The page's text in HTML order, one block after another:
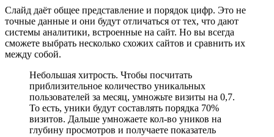
Слайд даёт общее представление и порядок цифр. Это не
точные данные и они будут отличаться от тех, что дают
системы аналитики, встроенные на сайт. Но вы всегда
сможете выбрать несколько схожих сайтов и сравнить их
между собой.
Небольшая хитрость. Чтобы посчитать
приблизительное количество уникальных
пользователей за месяц, умножьте визиты на 0,7.
То есть, уники будут составлять порядка 70%
визитов. Дальше умножаете кол-во уников на
глубину просмотров и получаете показатель